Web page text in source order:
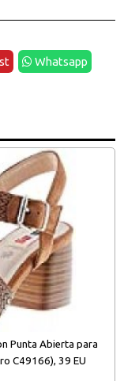
Whatsapp
Punta Abierta para
C49166), 39 EU